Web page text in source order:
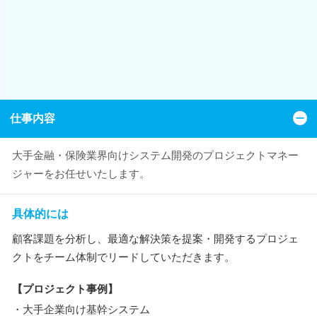
仕事内容
大手金融・保険業界向けシステム開発のプロジェクトマネー
ジャーをお任せいたします。
具体的には
顧客課題を分析し、最適な解決策を提案・開発するプロジェ
クトをチーム体制でリードしていただきます。
【プロジェクト事例】
・大手企業向け基幹システム